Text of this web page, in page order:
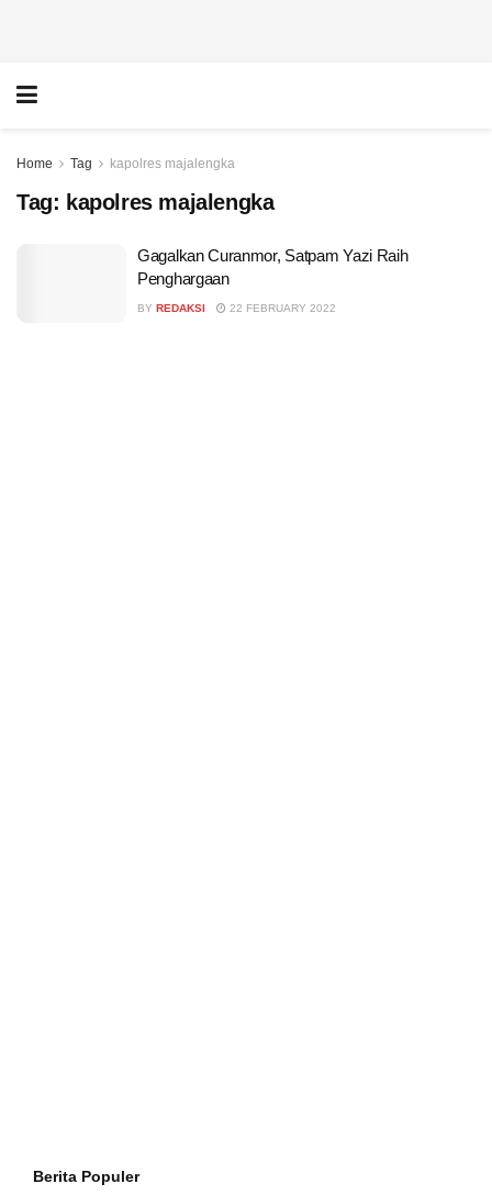
Home Tag kapolres majalengka
Tag: kapolres majalengka
Gagalkan Curanmor, Satpam Yazi Raih
Penghargaan
BY REDAKSI 22 FEBRUARY 2022
Berita Populer